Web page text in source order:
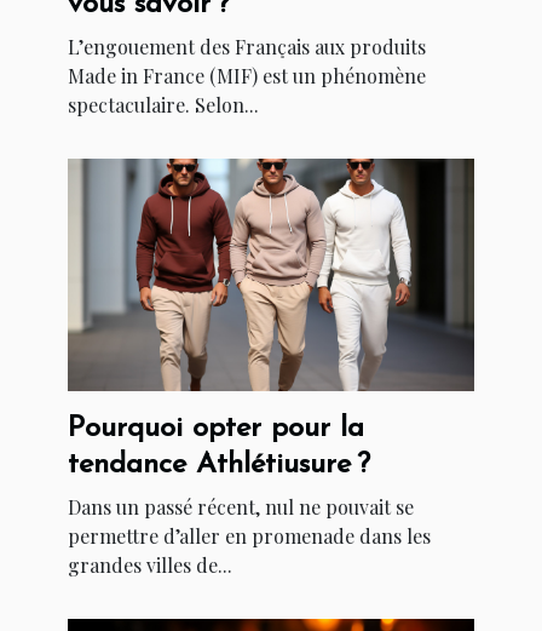
L’engouement des Français aux produits
Made in France (MIF) est un phénomène
spectaculaire. Selon...
Pourquoi opter pour la
tendance Athlétiusure ?
Dans un passé récent, nul ne pouvait se
permettre d’aller en promenade dans les
grandes villes de...